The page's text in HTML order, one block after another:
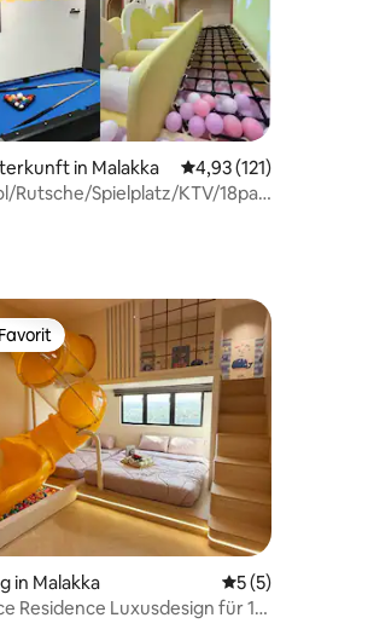
4,81 von 5, 32 Bewertungen
in Malakka Durchschnittliche
4,93 (121)
Rutsche/Spielplatz/KTV/18pax
4,83 von 5, 151 Bewertungen
in Malakka
5 (5)
Residence Luxusdesign für 11